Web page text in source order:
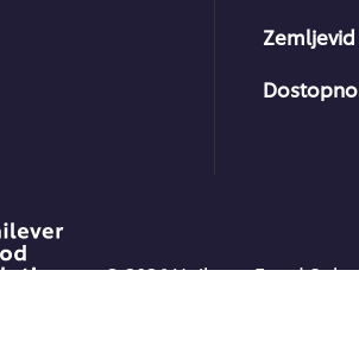
© 2026 Unilever Food